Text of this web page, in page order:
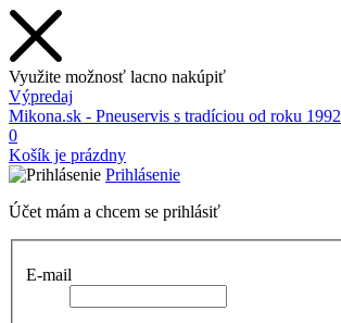
Využite možnosť lacno nakúpiť
Výpredaj
Mikona.sk - Pneuservis s tradíciou od roku 1992
0
Košík je prázdny
Prihlásenie
Účet mám a chcem se prihlásiť
E-mail